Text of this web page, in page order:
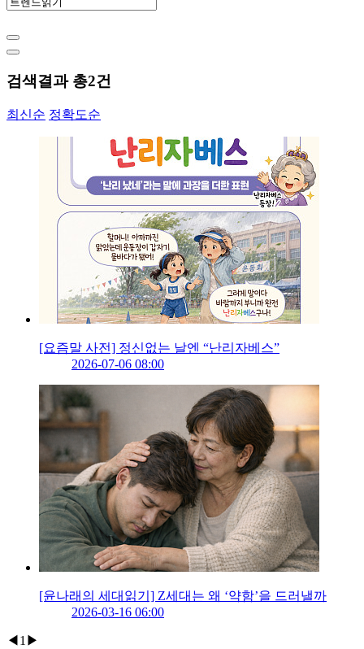
검색결과 총2건
최신순 정확도순
[요즘말 사전] 정신없는 날엔 “난리자베스”
2026-07-06 08:00
[윤나래의 세대읽기] Z세대는 왜 ‘약함’을 드러낼까
2026-03-16 06:00
◀ 1 ▶